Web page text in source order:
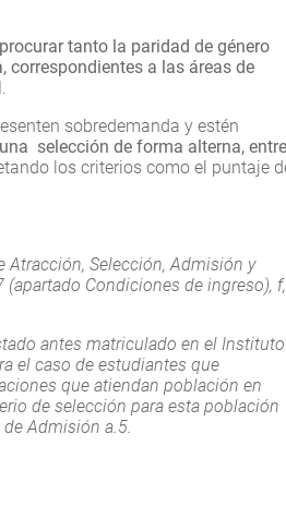
tanto la paridad de género
correspondientes a las áreas de
sobredemanda y estén
selección de forma alterna,
los criterios como el puntaje
Selección, Admisión y
(apartado Condiciones de ingreso), f,
antes matriculado en el Instituto
el caso de estudiantes que
que atiendan población en
de selección para esta población
Admisión a.5.